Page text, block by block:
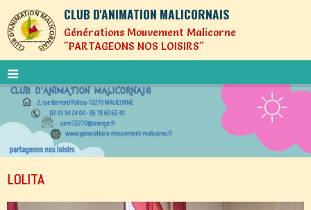
CLUB D'ANIMATION MALICORNAIS
Générations Mouvement Malicorne
"PARTAGEONS NOS LOISIRS"
LOLITA